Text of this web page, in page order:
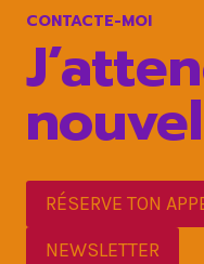
CONTACTE-MOI
RÉSERVE TON
NEWSLETTER